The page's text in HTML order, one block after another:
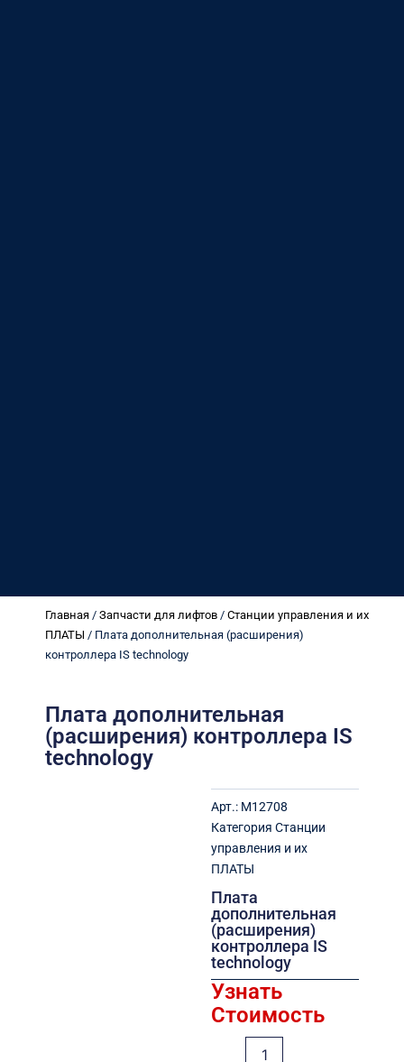
Главная / Запчасти для лифтов / Станции управления и их
ПЛАТЫ / Плата дополнительная (расширения)
контроллера IS technology
Плата дополнительная
(расширения) контроллера IS
technology
Арт.: M12708
Категория Станции
управления и их
ПЛАТЫ
Плата
дополнительная
(расширения)
контроллера IS
technology
Узнать
Стоимость